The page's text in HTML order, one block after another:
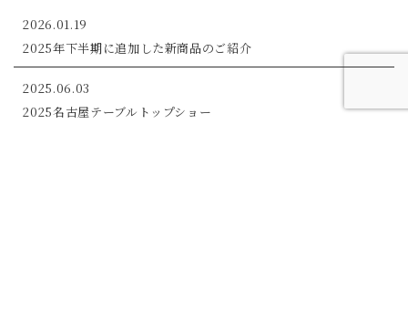
2026.01.19
2025年下半期に追加した新商品のご紹介
2025.06.03
2025名古屋テーブルトップショー